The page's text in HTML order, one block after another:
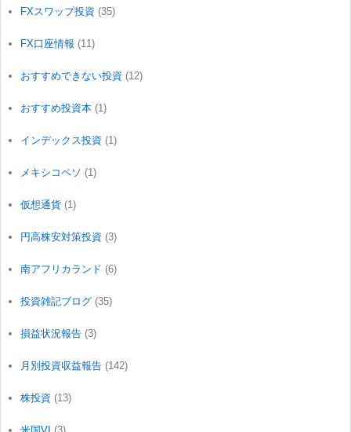
FXスワップ投資 (35)
FX口座情報 (11)
おすすめできない投資 (12)
おすすめ投資本 (1)
インデックス投資 (1)
メキシコペソ (1)
仮想通貨 (1)
円高株安対策投資 (3)
南アフリカランド (6)
投資雑記ブログ (35)
損益状況報告 (3)
月別投資収益報告 (142)
株投資 (13)